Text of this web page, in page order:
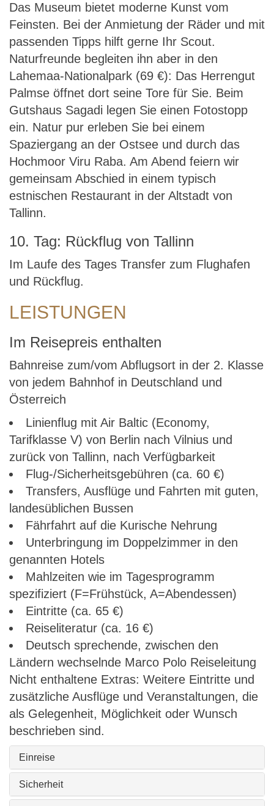
Das Museum bietet moderne Kunst vom
Feinsten. Bei der Anmietung der Räder und mit
passenden Tipps hilft gerne Ihr Scout.
Naturfreunde begleiten ihn aber in den
Lahemaa-Nationalpark (69 €): Das Herrengut
Palmse öffnet dort seine Tore für Sie. Beim
Gutshaus Sagadi legen Sie einen Fotostopp
ein. Natur pur erleben Sie bei einem
Spaziergang an der Ostsee und durch das
Hochmoor Viru Raba. Am Abend feiern wir
gemeinsam Abschied in einem typisch
estnischen Restaurant in der Altstadt von
Tallinn.
10. Tag: Rückflug von Tallinn
Im Laufe des Tages Transfer zum Flughafen
und Rückflug.
LEISTUNGEN
Im Reisepreis enthalten
Bahnreise zum/vom Abflugsort in der 2. Klasse
von jedem Bahnhof in Deutschland und
Österreich
Linienflug mit Air Baltic (Economy,
Tarifklasse V) von Berlin nach Vilnius und
zurück von Tallinn, nach Verfügbarkeit
Flug-/Sicherheitsgebühren (ca. 60 €)
Transfers, Ausflüge und Fahrten mit guten,
landesüblichen Bussen
Fährfahrt auf die Kurische Nehrung
Unterbringung im Doppelzimmer in den
genannten Hotels
Mahlzeiten wie im Tagesprogramm
spezifiziert (F=Frühstück, A=Abendessen)
Eintritte (ca. 65 €)
Reiseliteratur (ca. 16 €)
Deutsch sprechende, zwischen den
Ländern wechselnde Marco Polo Reiseleitung
Nicht enthaltene Extras: Weitere Eintritte und
zusätzliche Ausflüge und Veranstaltungen, die
als Gelegenheit, Möglichkeit oder Wunsch
beschrieben sind.
Einreise
Sicherheit